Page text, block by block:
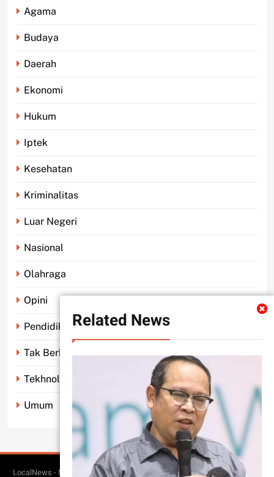
Related News
Agama
Budaya
Daerah
Ekonomi
Hukum
Iptek
Kesehatan
Kriminalitas
Luar Negeri
Nasional
Olahraga
Opini
Pendidikan
Tak Berkategori
Tekhnologi
Umum
LocalNews - Modern WordPress Theme. All Rights Reserved 2026.. Free